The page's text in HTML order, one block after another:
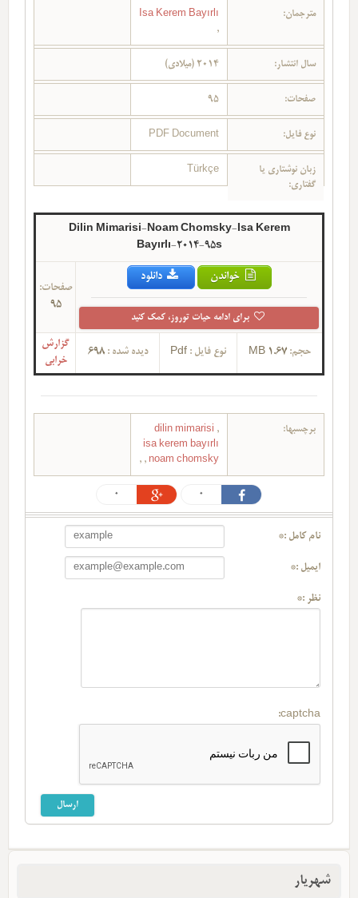
مترجمان:
Isa Kerem Bayırlı
,
سال انتشار: 2014 (میلادی)
صفحات: 95
نوع فایل: PDF Document
زبان نوشتاری یا
گفتاری:
Türkçe
Dilin Mimarisi-Noam Chomsky-Isa Kerem
Bayırlı-2014-95s
خواندن دانلود
برای ادامه حیات توروز، کمک کنید
صفحات:
95
حجم: 1.67 MB نوع فایل : Pdf دیده شده :698
گزارش
خرابی
برچسبها: dilin mimarisi ,
isa kerem bayırlı
, noam chomsky
,
0
0
نام کامل :*
ایمیل :*
نظر :*
captcha:
شهریار